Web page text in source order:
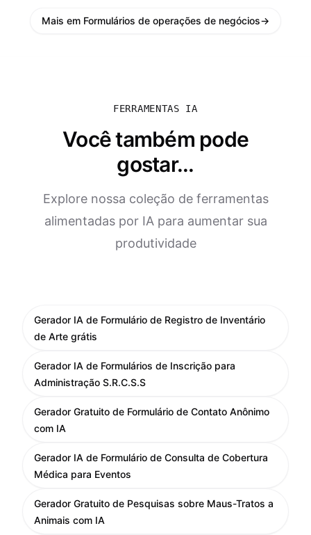
Mais em Formulários de operações de negócios→
FERRAMENTAS IA
Você também pode
gostar...
Explore nossa coleção de ferramentas
alimentadas por IA para aumentar sua
produtividade
Gerador IA de Formulário de Registro de Inventário
de Arte grátis
Gerador IA de Formulários de Inscrição para
Administração S.R.C.S.S
Gerador Gratuito de Formulário de Contato Anônimo
com IA
Gerador IA de Formulário de Consulta de Cobertura
Médica para Eventos
Gerador Gratuito de Pesquisas sobre Maus-Tratos a
Animais com IA